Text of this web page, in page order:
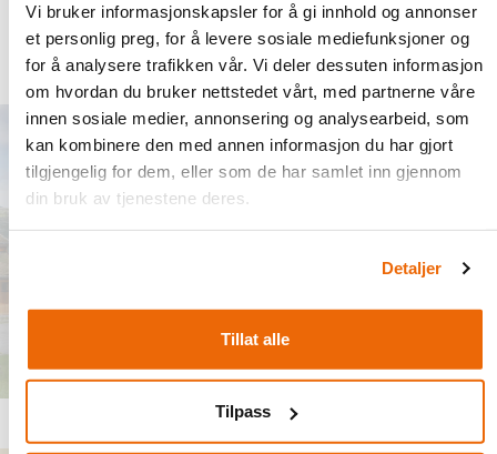
Vi bruker informasjonskapsler for å gi innhold og annonser
et personlig preg, for å levere sosiale mediefunksjoner og
for å analysere trafikken vår. Vi deler dessuten informasjon
om hvordan du bruker nettstedet vårt, med partnerne våre
innen sosiale medier, annonsering og analysearbeid, som
kan kombinere den med annen informasjon du har gjort
tilgjengelig for dem, eller som de har samlet inn gjennom
din bruk av tjenestene deres.
Detaljer
Tillat alle
Tilpass
60 m² Kjøkken Vedovn